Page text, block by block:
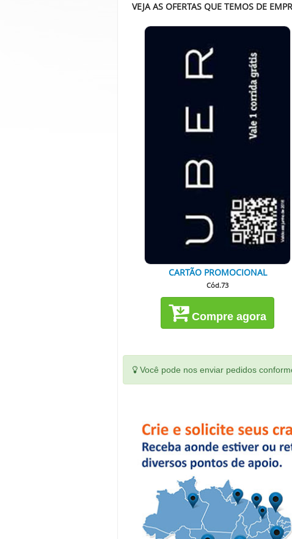
VEJA AS OFERTAS QUE TEMOS DE
CARTÃO PROMOCIONAL
Cód.73
Compre agora
Você pode nos enviar pedidos